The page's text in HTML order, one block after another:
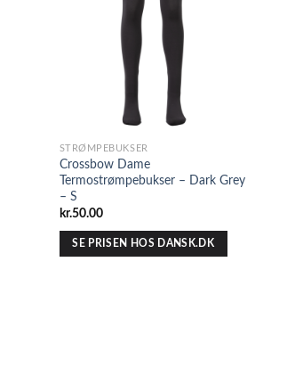
STRØMPEBUKSER
Crossbow Dame
Termostrømpebukser – Dark Grey
– S
kr.50.00
SE PRISEN HOS DANSK.DK